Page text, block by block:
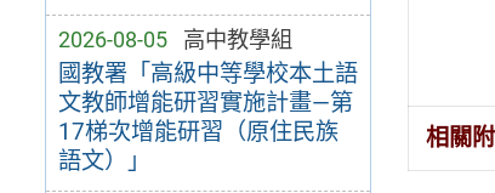
2026-08-05 高中教學組
國教署「高級中等學校本土語
文教師增能研習實施計畫—第
17梯次增能研習（原住民族
語文）」
相關